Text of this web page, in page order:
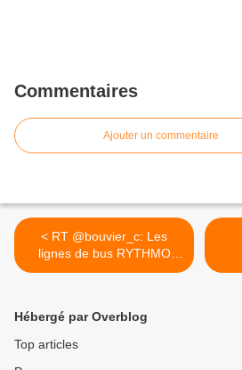
Commentaires
Ajouter un commentaire
< RT @bouvier_c: Les
lignes de bus RYTHMO
seront...
Hébergé par Overblog
Top articles